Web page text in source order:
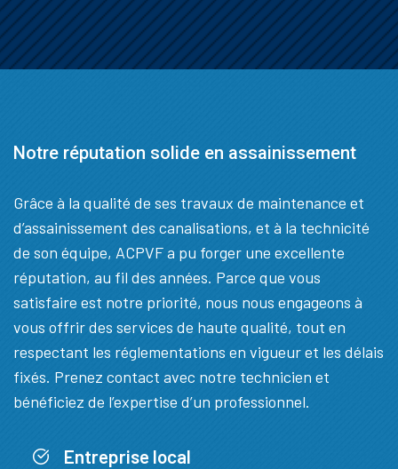
Notre réputation solide en assainissement
Grâce à la qualité de ses travaux de maintenance et
d’assainissement des canalisations, et à la technicité
de son équipe, ACPVF a pu forger une excellente
réputation, au fil des années. Parce que vous
satisfaire est notre priorité, nous nous engageons à
vous offrir des services de haute qualité, tout en
respectant les réglementations en vigueur et les délais
fixés. Prenez contact avec notre technicien et
bénéficiez de l’expertise d’un professionnel.
Entreprise local